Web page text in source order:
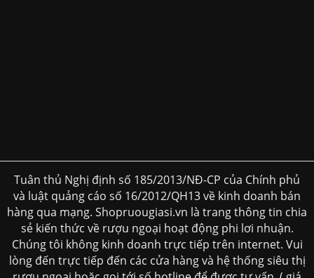
Tuân thủ Nghị định số 185/2013/NĐ-CP của Chính phủ
và luật quảng cáo số 16/2012/QH13 về kinh doanh bán
hàng qua mạng. Shopruougiasi.vn là trang thông tin chia
sẻ kiến thức về rượu ngoại hoạt động phi lơi nhuận.
Chúng tôi không kinh doanh trực tiếp trên internet. Vui
lòng đến trực tiếp đến các cửa hàng và hệ thống siêu thị